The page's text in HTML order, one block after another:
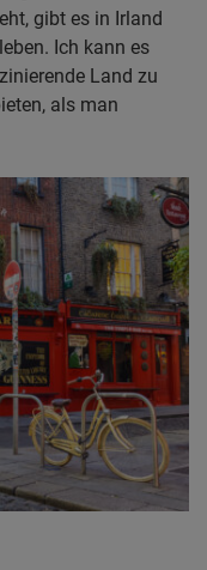
gibt es in Irland
Ich kann es
Land zu
als man